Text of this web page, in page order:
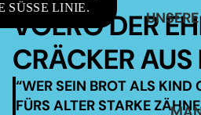
SÜSSE LINIE.
VOLRO DER
CRÄCKER AUS
“WER SEIN BROT ALS KIND
FÜRS ALTER STARKE